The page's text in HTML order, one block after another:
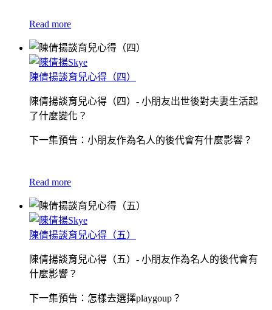
Read more
陳倩揚談育兒心得（四）
陳倩揚談育兒心得（四）- 小朋友出世後對夫妻生活起
了什麼變化？
下一集預告：小朋友作為名人的後代會有什麼影響？
Read more
陳倩揚談育兒心得（五）
陳倩揚談育兒心得（五）- 小朋友作為名人的後代會有
什麼影響？
下一集預告：怎樣去選擇playgoup？